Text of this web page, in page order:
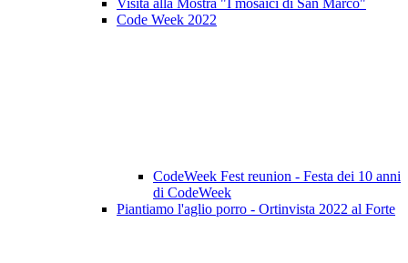
Visita alla Mostra "I mosaici di San Marco"
Code Week 2022
CodeWeek Fest reunion - Festa dei 10 anni
di CodeWeek
Piantiamo l'aglio porro - Ortinvista 2022 al Forte